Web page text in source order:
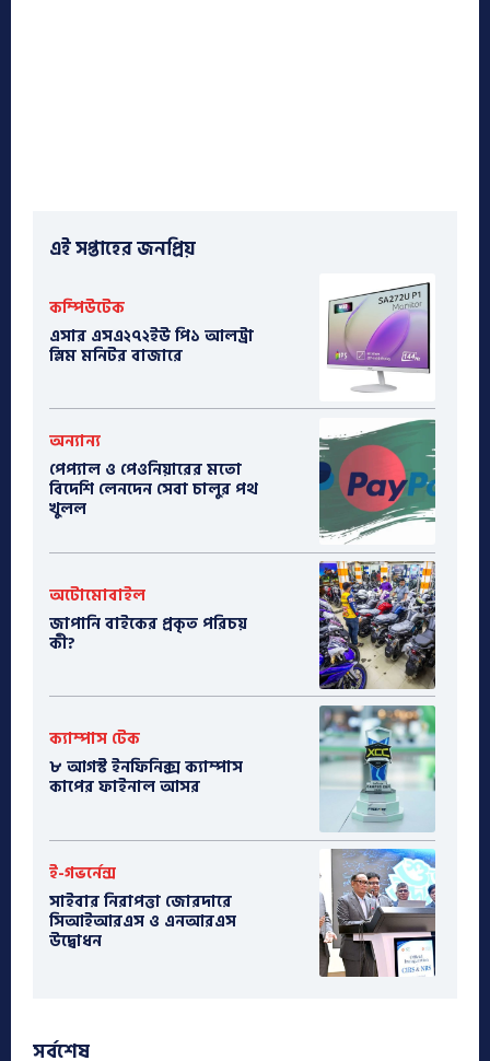
এই সপ্তাহের জনপ্রিয়
কম্পিউটেক
এসার এসএ২৭২ইউ পি১ আলট্রা
স্লিম মনিটর বাজারে
অন্যান্য
পেপ্যাল ও পেওনিয়ারের মতো
বিদেশি লেনদেন সেবা চালুর পথ
খুলল
অটোমোবাইল
​জাপানি বাইকের প্রকৃত পরিচয়
কী?
ক্যাম্পাস টেক
৮ আগস্ট ইনফিনিক্স ক্যাম্পাস
কাপের ফাইনাল আসর
ই-গভর্নেন্স
সাইবার নিরাপত্তা জোরদারে
সিআইআরএস ও এনআরএস
উদ্বোধন
সর্বশেষ